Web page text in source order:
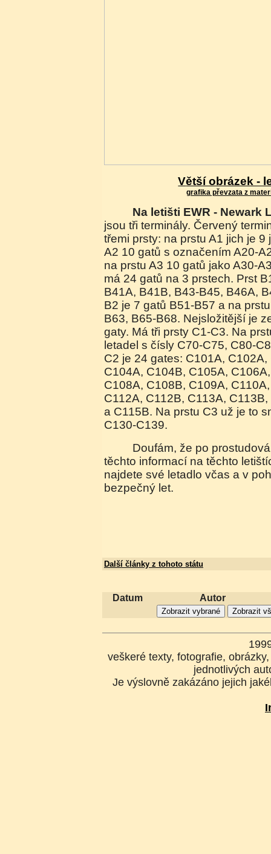
Větší obrázek -
grafika převzata z
Na letišti EWR -
jsou tři terminály. Červený
třemi prsty: na prstu A1 jich je
A2 10 gatů s označením A20-
na prstu A3 10 gatů jako A30-
má 24 gatů na 3 prstech. Prst
B41A, B41B, B43-B45, B46A,
B2 je 7 gatů B51-B57 a na
B63, B65-B68. Nejsložitější je
gaty. Má tři prsty C1-C3. Na
letadel s čísly C70-C75, C80-
C2 je 24 gates: C101A,
C104A, C104B, C105A,
C108A, C108B, C109A,
C112A, C112B, C113A,
a C115B. Na prstu C3 už je to
C130-C139.
Doufám, že po prostudování AirTrain Map a
těchto informací na těchto
najdete své letadlo včas a v
bezpečný let.
Další články z tohoto státu
Datum Autor
veškeré texty, fotografie,
jednotlivých
Je výslovně zakázáno jejich